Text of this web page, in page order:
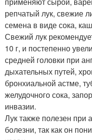
репчатый лук, свежие
семена в виде сока,
Свежий лук
10 г, и постепенно
средней головки при
дыхательных путей,
бронхиальной астме,
желудочного сока,
инвазии.
Лук также полезен при
болезни, так как он